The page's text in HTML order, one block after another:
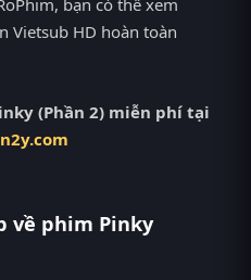
bạn có thể xem
Vietsub HD hoàn toàn
(Phần 2) miễn phí tại
về phim Pinky